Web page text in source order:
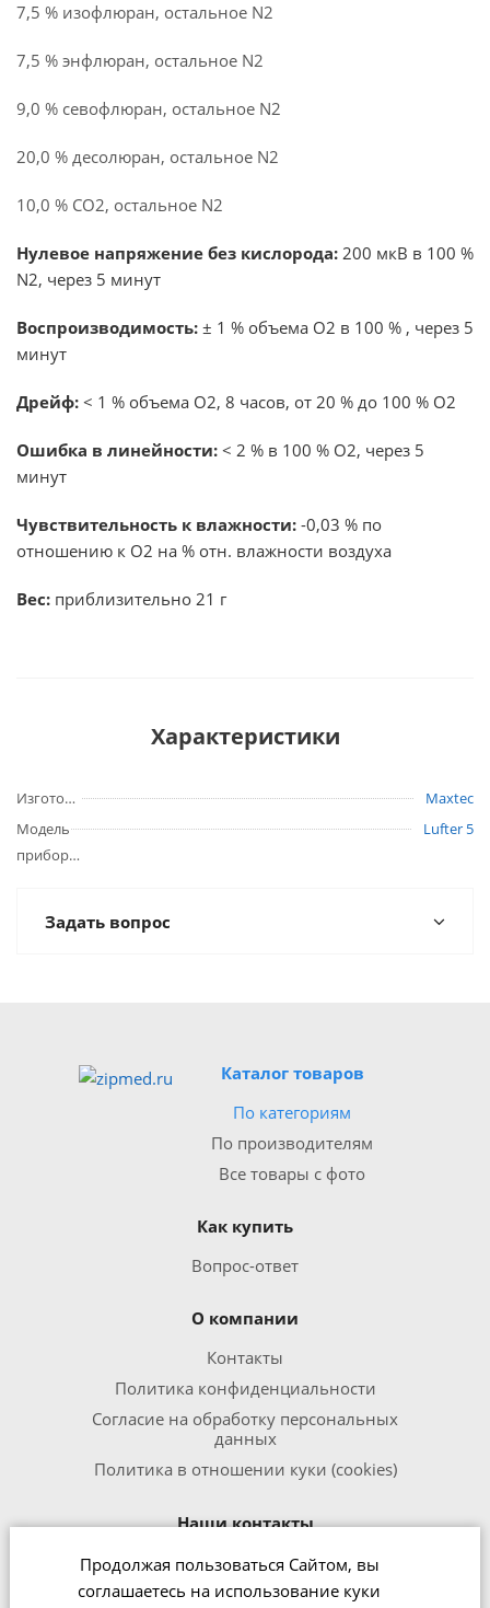
Продолжая пользоваться Сайтом, вы
соглашаетесь на использование куки
7,5 % изофлюран, остальное N2
7,5 % энфлюран, остaльное N2
9,0 % севофлюран, остальное N2
20,0 % десoлюран, остальное N2
10,0 % CО2, остальное N2
Нулевое напряжение без кислорода: 200 мкВ в 100 %
N2, через 5 минут
Воспроизводимость: ± 1 % объема О2 в 100 % , через 5
минут
Дрейф: < 1 % объема О2, 8 часов, от 20 % до 100 % О2
Ошибка в линейности: < 2 % в 100 % О2, через 5
минут
Чувствительность к влажности: -0,03 % по
отношению к О2 на % отн. влажности воздуха
Вес: приблизительно 21 г
Характеристики
Изготовитель
Maxtec
Модель
прибора
Lufter 5
Задать вопрос
Каталог товаров
По категориям
По производителям
Все товары с фото
Как купить
Вопрос-ответ
О компании
Контакты
Политика конфиденциальности
Согласие на обработку персональных
данных
Политика в отношении куки (cookies)
Наши контакты
8 800 301 1240
office@zipmed.ru